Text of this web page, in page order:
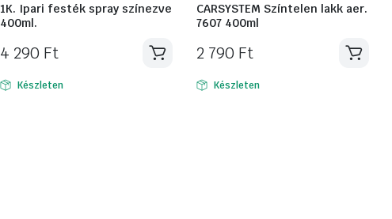
1K. Ipari festék spray színezve
400ml.
4 290 Ft
Készleten
CARSYSTEM Színtelen lakk aer.
7607 400ml
2 790 Ft
Készleten